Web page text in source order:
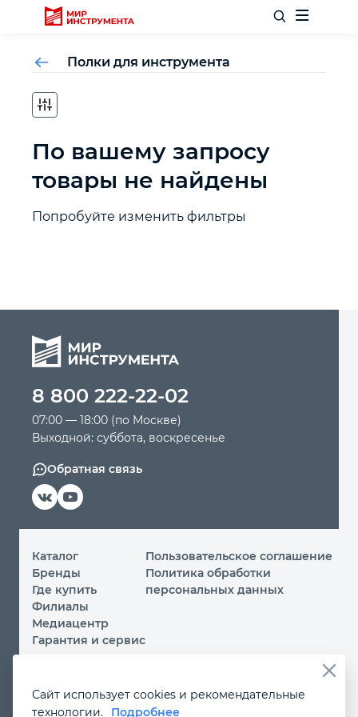
Отделочный инструмент
Слесарный инструмент
Столярный инструмент
Силовое оборудование
Автомобильный инструмент
Крепежный инструмент
Режущий инструмент
Прочий инструмент
Полки для инструмента
По вашему запросу
товары не найдены
Попробуйте изменить фильтры
8 800 222-22-02
07:00 — 18:00 (по Москве)
Выходной: суббота, воскресенье
Обратная связь
Каталог
Бренды
Где купить
Филиалы
Медиацентр
Гарантия и сервис
Пользовательское соглашение
Политика обработки
персональных данных
Вы принимаете условияполитики обработки
Сайт использует cookies и рекомендательные
технологии.
Подробнее